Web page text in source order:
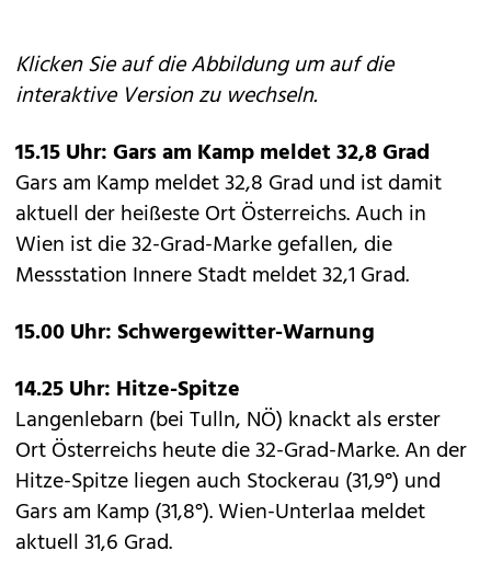
Klicken Sie auf die Abbildung um auf die
interaktive Version zu wechseln.
15.15 Uhr: Gars am Kamp meldet 32,8 Grad
Gars am Kamp meldet 32,8 Grad und ist damit
aktuell der heißeste Ort Österreichs. Auch in
Wien ist die 32-Grad-Marke gefallen, die
Messstation Innere Stadt meldet 32,1 Grad.
15.00 Uhr: Schwergewitter-Warnung
14.25 Uhr: Hitze-Spitze
Langenlebarn (bei Tulln, NÖ) knackt als erster
Ort Österreichs heute die 32-Grad-Marke. An der
Hitze-Spitze liegen auch Stockerau (31,9°) und
Gars am Kamp (31,8°). Wien-Unterlaa meldet
aktuell 31,6 Grad.